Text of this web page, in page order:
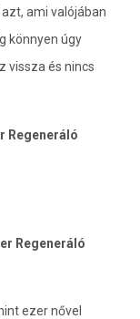
ami valójában
könnyen úgy
vissza és nincs
Regeneráló
Regeneráló
ezer nővel